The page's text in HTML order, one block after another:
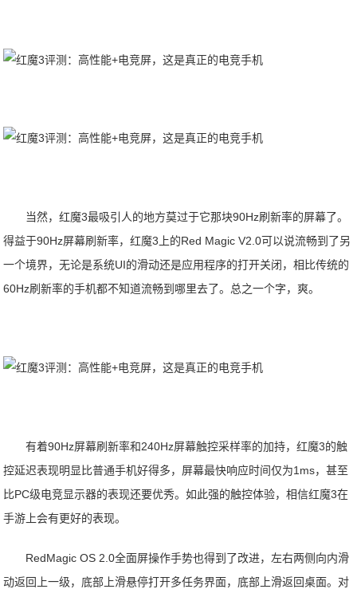
当然，红魔3最吸引人的地方莫过于它那块90Hz刷新率的屏幕了。
得益于90Hz屏幕刷新率，红魔3上的Red Magic V2.0可以说流畅到了另
一个境界，无论是系统UI的滑动还是应用程序的打开关闭，相比传统的
60Hz刷新率的手机都不知道流畅到哪里去了。总之一个字，爽。
有着90Hz屏幕刷新率和240Hz屏幕触控采样率的加持，红魔3的触
控延迟表现明显比普通手机好得多，屏幕最快响应时间仅为1ms，甚至
比PC级电竞显示器的表现还要优秀。如此强的触控体验，相信红魔3在
手游上会有更好的表现。
RedMagic OS 2.0全面屏操作手势也得到了改进，左右两侧向内滑
动返回上一级，底部上滑悬停打开多任务界面，底部上滑返回桌面。对